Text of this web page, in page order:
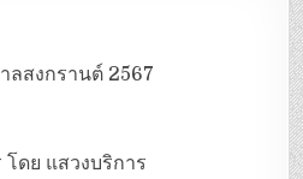
ลสงกรานต์ 2567
ดย แสวงบริการ